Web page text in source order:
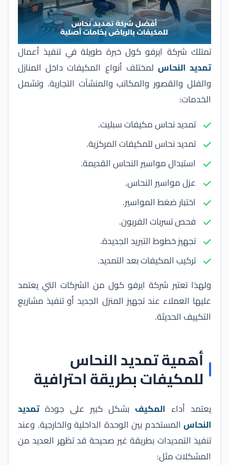
تمتلك شركة ايرفو كول خبرة طويلة في تنفيذ أعمال
تمديد النحاس لمختلف أنواع المكيفات داخل المنازل
والفلل والقصور والمكاتب والمنشآت التجارية. وتشمل
الخدمات:
تمديد نحاس مكيفات سبليت.
تمديد نحاس للمكيفات المركزية.
استبدال مواسير النحاس القديمة.
عزل مواسير النحاس.
اختبار ضغط المواسير.
فحص تسربات الفريون.
تجهيز خطوط التبريد الجديدة.
تركيب المكيفات بعد التمديد.
ولهذا تعتبر شركة ايرفو كول من الشركات التي يعتمد
عليها العملاء عند تجهيز المنزل الجديد أو تنفيذ مشاريع
التكييف الحديثة.
أهمية تمديد النحاس
للمكيفات بطريقة احترافية
يعتمد أداء المكيف بشكل كبير على جودةتمديد
النحاس المستخدم بين الوحدة الداخلية والخارجية. وعند
تنفيذ التمديدات بطريقة غير صحيحة قد تظهر العديد من
المشكلات مثل: